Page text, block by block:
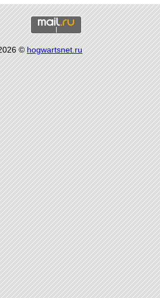
©hogwartsnet.ru